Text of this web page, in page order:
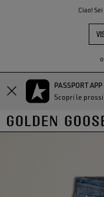
Ciao!
Vai
contenuto
principale
Vai
contenuto
del
PASSPORT APP
Scopri le
THE